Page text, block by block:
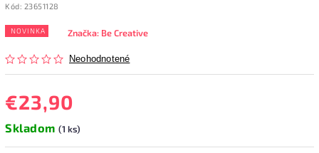
Kód: 23651128
NOVINKA
Neohodnotené
Značka: Be Creative
€23,90
Skladom (1 ks)